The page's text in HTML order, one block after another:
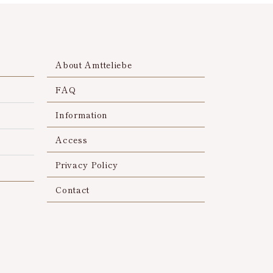
About Amtteliebe
FAQ
Information
Access
Privacy Policy
Contact